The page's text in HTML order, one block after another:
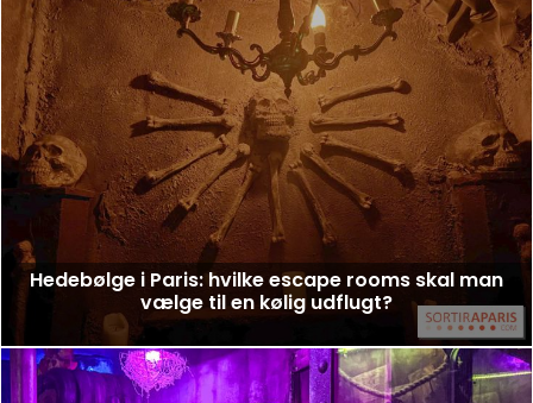
Hedebølge i Paris: hvilke escape rooms skal man
vælge til en kølig udflugt?